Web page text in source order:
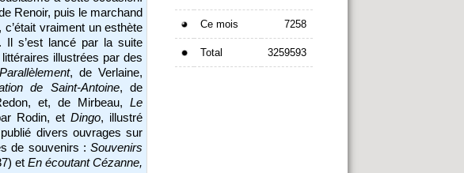
Renoir, puis le marchand
vraiment un esthète
Il s’est lancé par la suite
illustrées par des
Parallèlement, de Verlaine,
de Saint-Antoine, de
et, de Mirbeau,Le
Rodin, etDingo, illustré
divers ouvrages sur
de souvenirs :Souvenirs
etEn écoutant Cézanne,
Ce mois 7258
Total 3259593